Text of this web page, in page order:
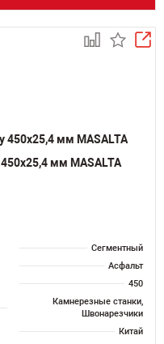
мм MASALTA
Сегментный
Асфальт
450
Камнерезные станки,
Швонарезчики
Китай